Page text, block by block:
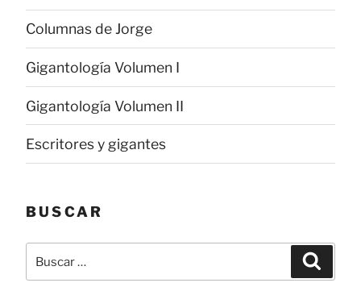
Columnas de Jorge
Gigantología Volumen I
Gigantología Volumen II
Escritores y gigantes
BUSCAR
Buscar